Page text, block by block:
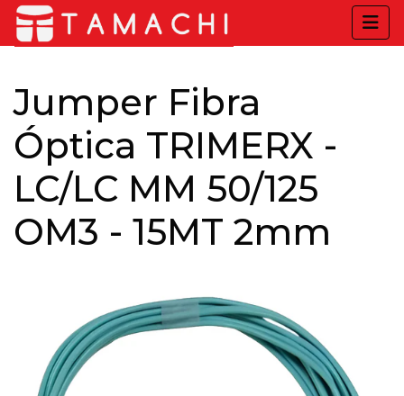
Jumper Fibra
Óptica TRIMERX -
LC/LC MM 50/125
OM3 - 15MT 2mm